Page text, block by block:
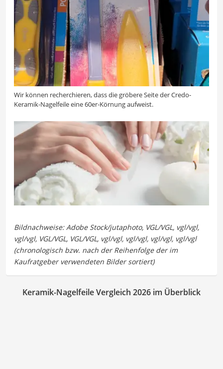
Wir können recherchieren, dass die gröbere Seite der Credo-
Keramik-Nagelfeile eine 60er-Körnung aufweist.
Keramik-Nagelfeile Vergleich 2026 im Überblick